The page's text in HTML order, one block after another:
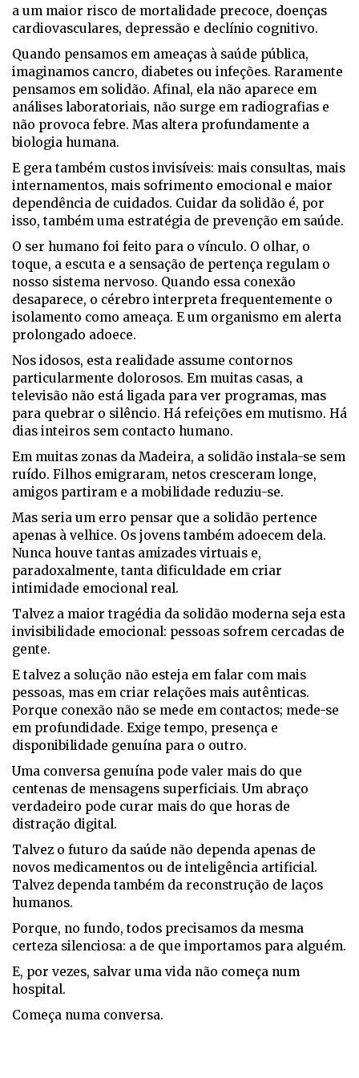
a um maior risco de mortalidade precoce, doenças
cardiovasculares, depressão e declínio cognitivo.
Quando pensamos em ameaças à saúde pública,
imaginamos cancro, diabetes ou infeções. Raramente
pensamos em solidão. Afinal, ela não aparece em
análises laboratoriais, não surge em radiografias e
não provoca febre. Mas altera profundamente a
biologia humana.
E gera também custos invisíveis: mais consultas, mais
internamentos, mais sofrimento emocional e maior
dependência de cuidados. Cuidar da solidão é, por
isso, também uma estratégia de prevenção em saúde.
O ser humano foi feito para o vínculo. O olhar, o
toque, a escuta e a sensação de pertença regulam o
nosso sistema nervoso. Quando essa conexão
desaparece, o cérebro interpreta frequentemente o
isolamento como ameaça. E um organismo em alerta
prolongado adoece.
Nos idosos, esta realidade assume contornos
particularmente dolorosos. Em muitas casas, a
televisão não está ligada para ver programas, mas
para quebrar o silêncio. Há refeições em mutismo. Há
dias inteiros sem contacto humano.
Em muitas zonas da Madeira, a solidão instala-se sem
ruído. Filhos emigraram, netos cresceram longe,
amigos partiram e a mobilidade reduziu-se.
Mas seria um erro pensar que a solidão pertence
apenas à velhice. Os jovens também adoecem dela.
Nunca houve tantas amizades virtuais e,
paradoxalmente, tanta dificuldade em criar
intimidade emocional real.
Talvez a maior tragédia da solidão moderna seja esta
invisibilidade emocional: pessoas sofrem cercadas de
gente.
E talvez a solução não esteja em falar com mais
pessoas, mas em criar relações mais autênticas.
Porque conexão não se mede em contactos; mede-se
em profundidade. Exige tempo, presença e
disponibilidade genuína para o outro.
Uma conversa genuína pode valer mais do que
centenas de mensagens superficiais. Um abraço
verdadeiro pode curar mais do que horas de
distração digital.
Talvez o futuro da saúde não dependa apenas de
novos medicamentos ou de inteligência artificial.
Talvez dependa também da reconstrução de laços
humanos.
Porque, no fundo, todos precisamos da mesma
certeza silenciosa: a de que importamos para alguém.
E, por vezes, salvar uma vida não começa num
hospital.
Começa numa conversa.